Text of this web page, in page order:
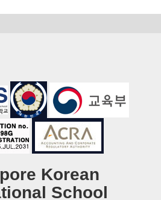
Korean
School